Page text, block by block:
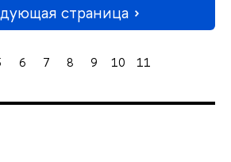
страница
6 7 8 9 10 11